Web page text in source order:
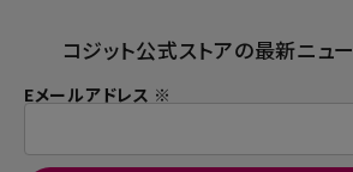
コジット公式ストアの最新ニュ
Eメールアドレス ※